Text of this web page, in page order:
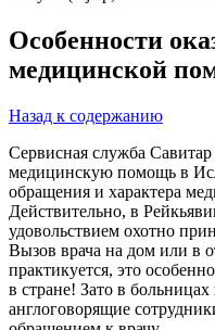
Особенности
медицинской
Назад к содержанию
Сервисная служба
медицинскую помощь в
обращения и характера
Действительно, в
удовольствием охотно
Вызов врача на дом или в
практикуется, это
в стране! Зато в
англоговорящие